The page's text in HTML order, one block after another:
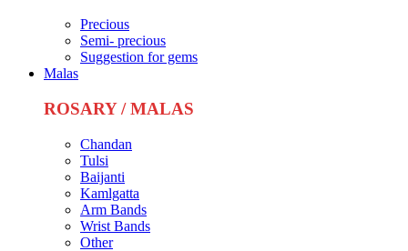
Precious
Semi- precious
Suggestion for gems
Malas
ROSARY / MALAS
Chandan
Tulsi
Baijanti
Kamlgatta
Arm Bands
Wrist Bands
Other